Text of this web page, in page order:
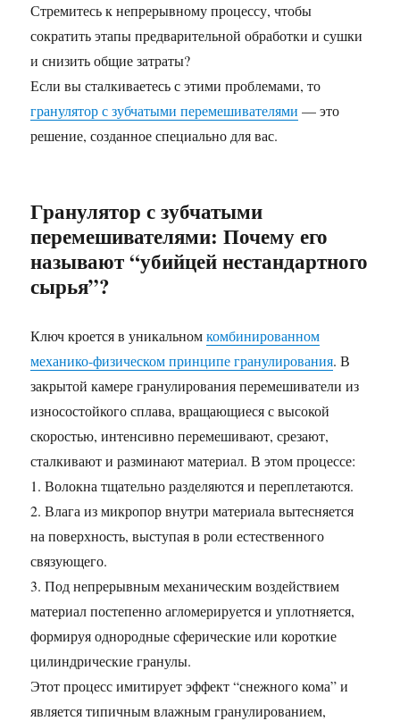
Стремитесь к непрерывному процессу, чтобы
сократить этапы предварительной обработки и сушки
и снизить общие затраты?
Если вы сталкиваетесь с этими проблемами, то
гранулятор с зубчатыми перемешивателями — это
решение, созданное специально для вас.
Гранулятор с зубчатыми
перемешивателями: Почему его
называют “убийцей нестандартного
сырья”?
Ключ кроется в уникальномкомбинированном
механико-физическом принципе гранулирования. В
закрытой камере гранулирования перемешиватели из
износостойкого сплава, вращающиеся с высокой
скоростью, интенсивно перемешивают, срезают,
сталкивают и разминают материал. В этом процессе:
1. Волокна тщательно разделяются и переплетаются.
2. Влага из микропор внутри материала вытесняется
на поверхность, выступая в роли естественного
связующего.
3. Под непрерывным механическим воздействием
материал постепенно агломерируется и уплотняется,
формируя однородные сферические или короткие
цилиндрические гранулы.
Этот процесс имитирует эффект “снежного кома” и
является типичным влажным гранулированием,